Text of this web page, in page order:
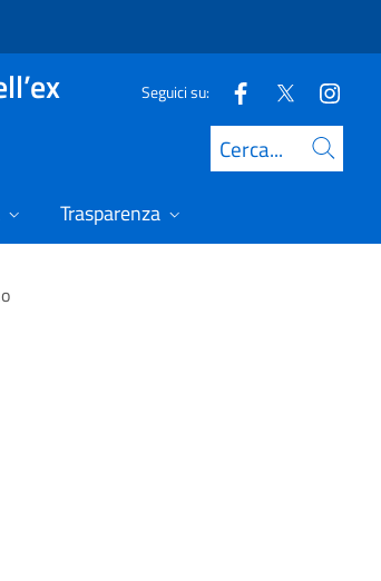
Seguici su:
Cerca
Trasparenza